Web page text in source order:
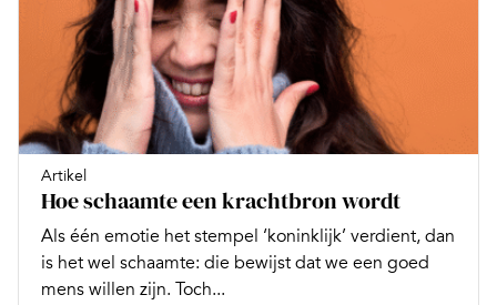
Artikel
Hoe schaamte een krachtbron wordt
Als één emotie het stempel ‘koninklijk’ verdient, dan
is het wel schaamte: die bewijst dat we een goed
mens willen zijn. Toch...